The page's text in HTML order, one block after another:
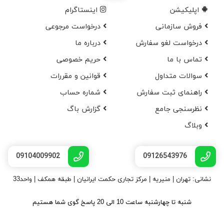
اپلیکیشن
اینستاگرام
فروش سازمانی
درخواست مرجوعی
درخواست لغو سفارش
در‌باره ما
تماس با ما
حریم خصوصی
سوالات متداول
قوانین و مقررات
راهنمای ثبت سفارش
شماره حساب
نظرسنجی جامع
گزارش باگ
وبلاگ
09126543976
09104009902
نشانی: تهران | منیریه | مرکز تجاری حکمت ایرانیان | طبقه همکف | واحد33
شنبه تا چهارشنبه ساعت 10 الی 20 پاسخ گوی شما هستیم